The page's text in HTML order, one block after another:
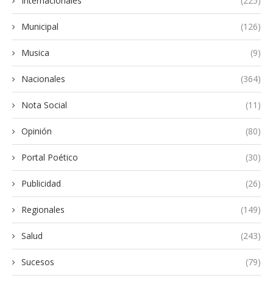
Municipal (126)
Musica (9)
Nacionales (364)
Nota Social (11)
Opinión (80)
Portal Poético (30)
Publicidad (26)
Regionales (149)
Salud (243)
Sucesos (79)